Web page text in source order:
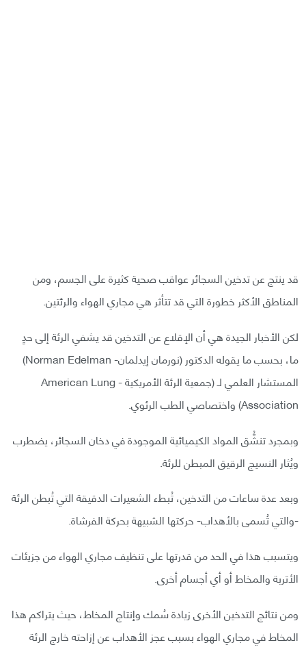
قد ينتج عن تدخين السجائر عواقب صحية كثيرة على الجسم، ومن
المناطق الأكثر خطورة التي قد تتأثر هي مجاري الهواء والرئتين.
لكن الأخبار الجيدة هي أن الإقلاع عن التدخين قد يشفي الرئة إلى حدٍ
ما، بحسب ما يقوله الدكتور (نورمان إيدلمان- Norman Edelman)
المستشار العلمي لـ (جمعية الرئة الأمريكية - American Lung
Association) واختصاصي الطب الرئوي.
وبمجرد تنشُّق المواد الكيميائية الموجودة في دخان السجائر، يضطرب
ويُثار النسيج الرقيق المبطن للرئة.
وبعد عدة ساعات من التدخين، تُبطء الشعيرات الدقيقة التي تُبطن الرئة
-والتي تُسمى بالأهداب- حركتها الشبيهة بحركة الفرشاة.
ويتسبب هذا في الحد من قدرتها على تنظيف مجاري الهواء من جزيئات
الأتربة والمخاط أو أي أجسام أخرى.
ومن نتائج التدخين الأخرى زيادة سُمك وإنتاج المخاط، حيث يتراكم هذا
المخاط في مجاري الهواء بسبب عجز الأهداب عن إزاحته خارج الرئة